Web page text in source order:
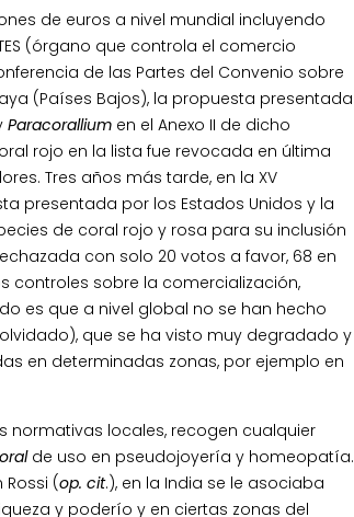
de euros a nivel mundial incluyendo
(órgano que controla el comercio
de las Partes del Convenio sobre
(Países Bajos), la propuesta presentada
Paracorallium en el Anexo II de dicho
rojo en la lista fue revocada en última
Tres años más tarde, en la XV
presentada por los Estados Unidos y la
de coral rojo y rosa para su inclusión
con solo 20 votos a favor, 68 en
controles sobre la comercialización,
es que a nivel global no se han hecho
que se ha visto muy degradado y
en determinadas zonas, por ejemplo en
normativas locales, recogen cualquier
de uso en pseudojoyería y homeopatía.
(op. cit.), en la India se le asociaba
y poderío y en ciertas zonas del